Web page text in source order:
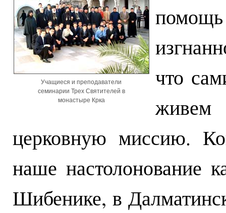
Учащиеся и преподаватели
семинарии Трех Святителей в
монастыре Крка
что
церковную миссию.
наше настолонование
Шибенике, в